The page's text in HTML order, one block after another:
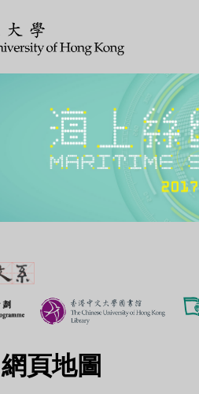
網頁地圖